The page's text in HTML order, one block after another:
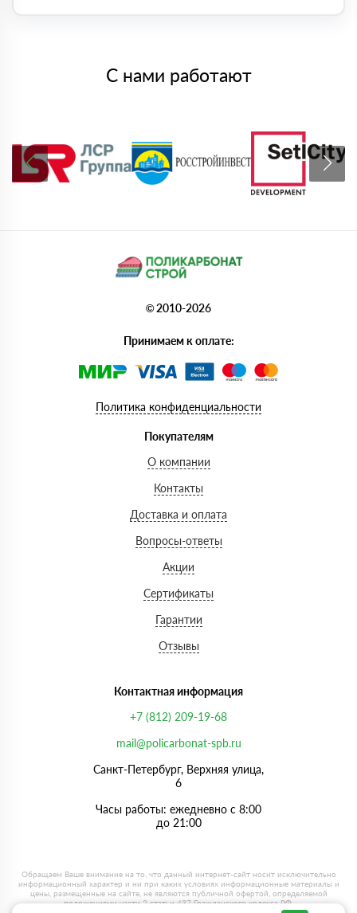
С нами работают
© 2010-2026
Принимаем к оплате:
Политика конфиденциальности
Покупателям
О компании
Контакты
Доставка и оплата
Вопросы-ответы
Акции
Сертификаты
Гарантии
Отзывы
Контактная информация
+7 (812) 209-19-68
mail@policarbonat-spb.ru
Санкт-Петербург, Верхняя улица,
6
Часы работы: ежедневно с 8:00
до 21:00